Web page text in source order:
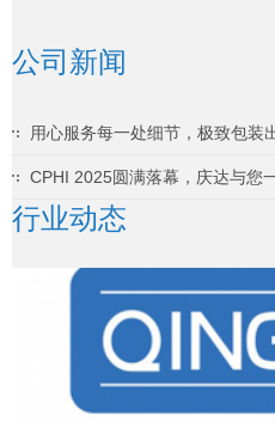
公司新闻
用心服务每一处细节，极致包装
CPHI 2025圆满落幕，庆达与您
行业动态